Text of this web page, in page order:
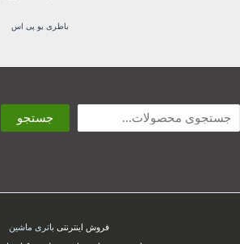
باطری یو پی اس
جستجو
فروش اینترنتی باتری ماشین